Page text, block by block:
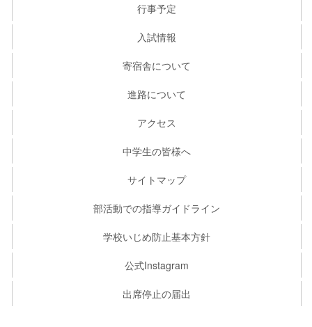
行事予定
入試情報
寄宿舎について
進路について
アクセス
中学生の皆様へ
サイトマップ
部活動での指導ガイドライン
学校いじめ防止基本方針
公式Instagram
出席停止の届出